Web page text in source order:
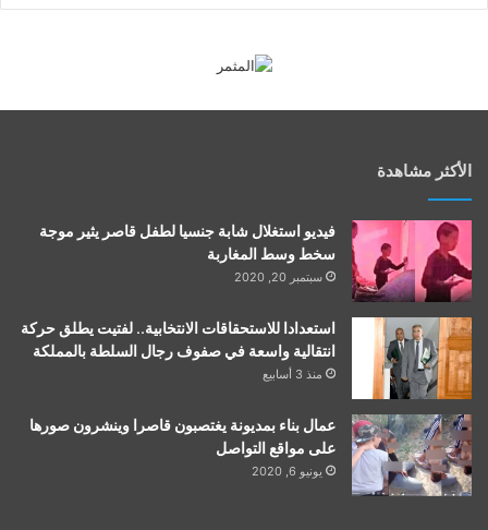
الأكثر مشاهدة
فيديو استغلال شابة جنسيا لطفل قاصر يثير موجة
سخط وسط المغاربة
سبتمبر 20, 2020
استعدادا للاستحقاقات الانتخابية.. لفتيت يطلق حركة
انتقالية واسعة في صفوف رجال السلطة بالمملكة
منذ 3 أسابيع
عمال بناء بمديونة يغتصبون قاصرا وينشرون صورها
على مواقع التواصل
يونيو 6, 2020